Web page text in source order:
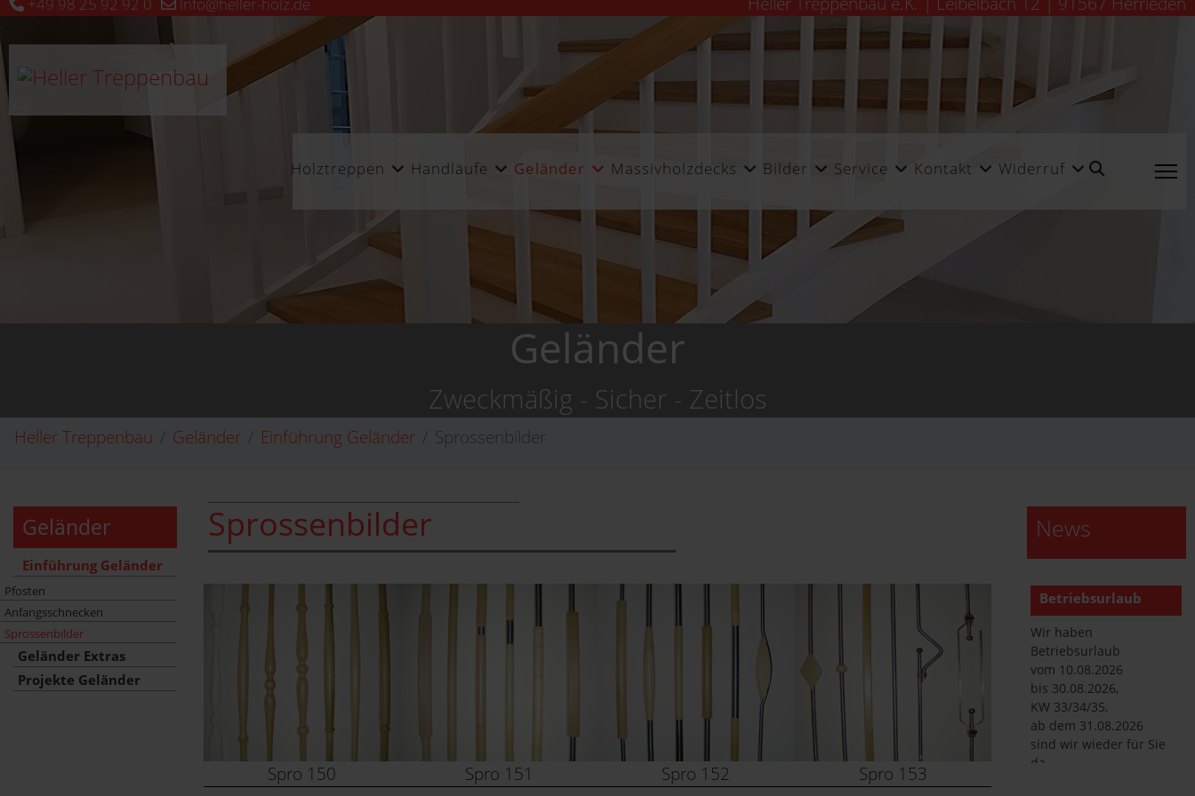
Holztreppen Handläufe Geländer Massivholzdecks Bilder Service Kontakt Widerruf
Geländer
Zweckmäßig - Sicher - Zeitlos
Heller Treppenbau Geländer Einführung Geländer Sprossenbilder
Geländer
Einführung Geländer
Pfosten
Anfangsschnecken
Sprossenbilder
Geländer Extras
Projekte Geländer
Sprossenbilder
Spro 150 Spro 151 Spro 152 Spro 153
News
Betriebsurlaub
Wir haben
Betriebsurlaub
vom 10.08.2026
bis 30.08.2026,
KW 33/34/35,
ab dem 31.08.2026
sind wir wieder für Sie
da.